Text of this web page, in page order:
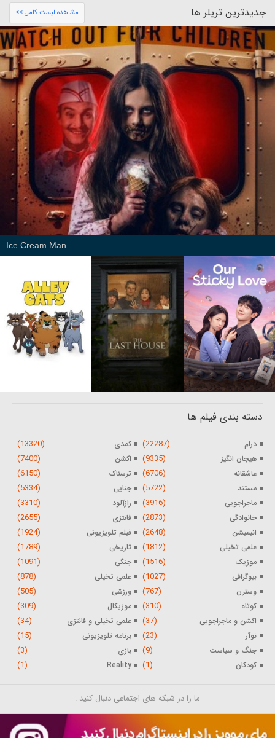
جدیدترین تریلر ها مشاهده لیست کامل >>
Ice Cream Man
دسته بندی فیلم ها
درام (22287) کمدی (13320)
هیجان انگیز (9335) اکشن (7400)
عاشقانه (6706) ترسناک (6150)
مستند (5722) جنایی (5334)
ماجراجویی (3916) رازآلود (3310)
خانوادگی (2873) فانتزی (2655)
انیمیشن (2648) فیلم تلویزیونی (1924)
علمی تخیلی (1812) تاریخی (1789)
موزیک (1516) جنگی (1091)
بیوگرافی (1027) علمی تخیلی (878)
وسترن (767) ورزشی (505)
کوتاه (310) موزیکال (309)
اکشن و ماجراجویی (37) علمی تخیلی و فانتزی (34)
نوآر (23) برنامه تلویزیونی (15)
جنگ و سیاست (9) بازی (3)
کودکان (1)
Reality
(1)
ما را در شبکه های اجتماعی دنبال کنید :